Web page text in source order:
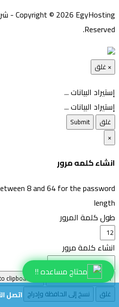
محتاج مساعده !!
اتصل
Reserved.
× غلق
إستيراد البيانات ...
إستيراد البيانات ...
غلق
Submit
×
انشاء كلمه مرور
8 and 64 for the password
length
طول كلمة المرور
انشاء كلمة مرور
انشاء كلمه مرور جديده
غلق
نسخ إلى الحافظة وإدراج